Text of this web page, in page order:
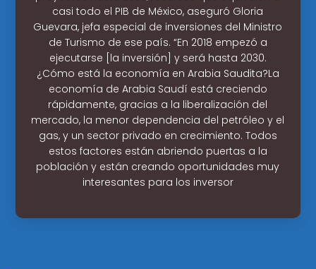
casi todo el PIB de México, aseguró Gloria
Guevara, jefa especial de inversiones del Ministro
de Turismo de ese país. “En 2018 empezó a
ejecutarse [la inversión] y será hasta 2030.
¿Cómo está la economía en Arabia Saudita?La
economía de Arabia Saudí está creciendo
rápidamente, gracias a la liberalización del
mercado, la menor dependencia del petróleo y el
gas, y un sector privado en crecimiento. Todos
estos factores están abriendo puertas a la
población y están creando oportunidades muy
interesantes para los inversor